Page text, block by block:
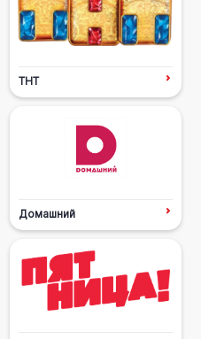
ТНТ
Домашний